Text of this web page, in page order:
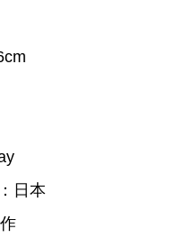
日本